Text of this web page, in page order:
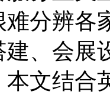
分辨各
、会展
文结合